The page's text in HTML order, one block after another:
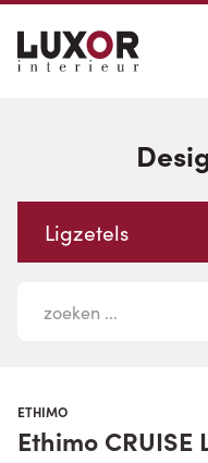
Ligzetels
ETHIMO
Ethimo